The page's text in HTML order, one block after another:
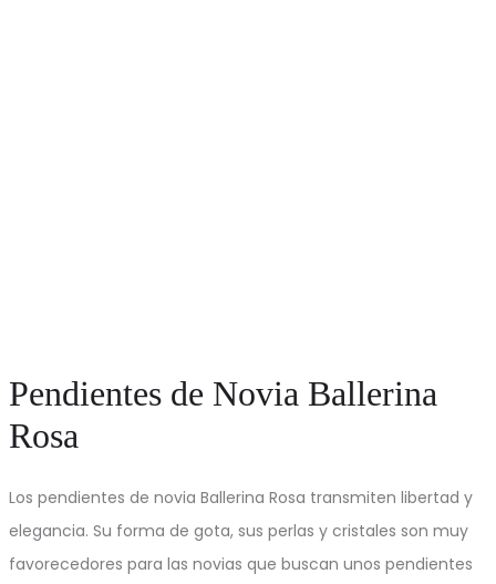
Pendientes de Novia Ballerina
Rosa
Los pendientes de novia Ballerina Rosa transmiten libertad y
elegancia. Su forma de gota, sus perlas y cristales son muy
favorecedores para las novias que buscan unos pendientes